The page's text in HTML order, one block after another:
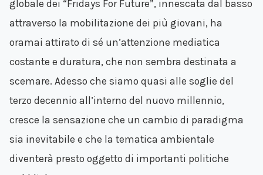
globale dei “Fridays For Future”, innescata dal basso
attraverso la mobilitazione dei più giovani, ha
oramai attirato di sé un’attenzione mediatica
costante e duratura, che non sembra destinata a
scemare. Adesso che siamo quasi alle soglie del
terzo decennio all’interno del nuovo millennio,
cresce la sensazione che un cambio di paradigma
sia inevitabile e che la tematica ambientale
diventerà presto oggetto di importanti politiche